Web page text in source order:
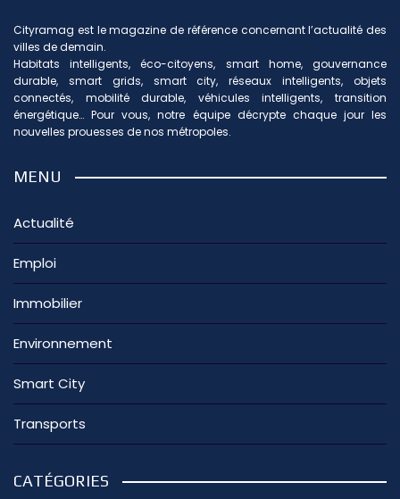
Cityramag est le magazine de référence concernant l’actualité des
villes de demain.
Habitats intelligents, éco-citoyens, smart home, gouvernance
durable, smart grids, smart city, réseaux intelligents, objets
connectés, mobilité durable, véhicules intelligents, transition
énergétique… Pour vous, notre équipe décrypte chaque jour les
nouvelles prouesses de nos métropoles.
MENU
Actualité
Emploi
Immobilier
Environnement
Smart City
Transports
CATÉGORIES